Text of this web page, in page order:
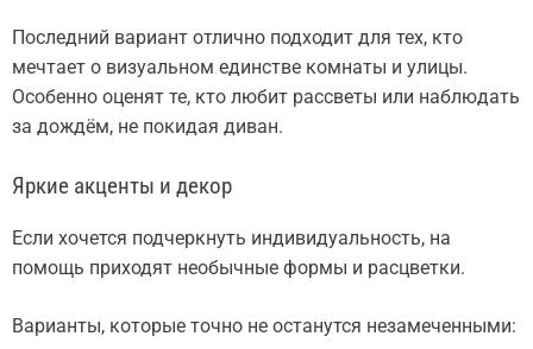
Последний вариант отлично подходит для тех, кто
мечтает о визуальном единстве комнаты и улицы.
Особенно оценят те, кто любит рассветы или наблюдать
за дождём, не покидая диван.
Яркие акценты и декор
Если хочется подчеркнуть индивидуальность, на
помощь приходят необычные формы и расцветки.
Варианты, которые точно не останутся незамеченными: